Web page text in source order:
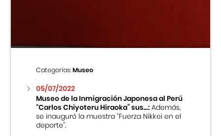
Cursos
Museo de la Inmigración Japonesa
Fondo Editorial
Teatro Peruano Japonés
Categorías:Museo
05/07/2022
Museo de la Inmigración Japonesa al Perú
“Carlos Chiyoteru Hiraoka” sus...:Además,
se inauguró la muestra “Fuerza Nikkei en el
deporte”.